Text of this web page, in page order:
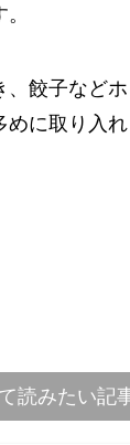
餃子など
に取り入れ
読みたい記